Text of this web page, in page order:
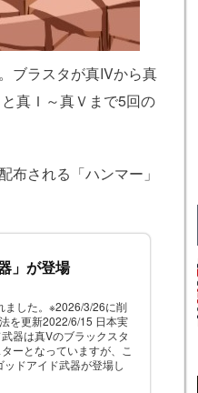
ブラスタが真IVから真
真Ｉ～真Ｖまで5回の
される「ハンマー」
」が登場
ました。※2026/3/26に削
を更新2022/6/15 日本実
器は真Vのブラックスタ
ーとなっていますが、こ
ドアイド武器が登場し